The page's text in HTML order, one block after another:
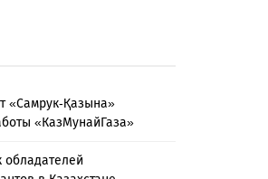
«Самрук-Қазына»
«КазМунайГаза»
обладателей